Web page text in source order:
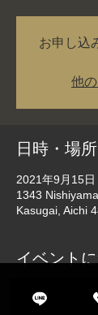
お申し込
他
日時・場所
2021年9月15
1343
Kasugai, Aichi
イベント
パルス社の刺
使って刺繍デ